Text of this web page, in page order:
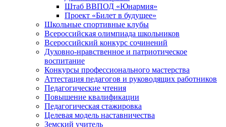
Штаб ВВПОД «Юнармия»
Проект «Билет в будущее»
Школьные спортивные клубы
Всероссийская олимпиада школьников
Всероссийский конкурс сочинений
Духовно-нравственное и патриотическое
воспитание
Конкурсы профессионального мастерства
Аттестация педагогов и руководящих работников
Педагогические чтения
Повышение квалификации
Педагогическая стажировка
Целевая модель наставничества
Земский учитель